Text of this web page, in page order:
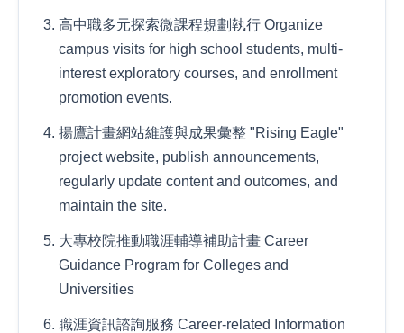
高中職多元探索微課程規劃執行 Organize
campus visits for high school students, multi-
interest exploratory courses, and enrollment
promotion events.
揚鷹計畫網站維護與成果彙整 "Rising Eagle"
project website, publish announcements,
regularly update content and outcomes, and
maintain the site.
大專校院推動職涯輔導補助計畫 Career
Guidance Program for Colleges and
Universities
職涯資訊諮詢服務 Career-related Information